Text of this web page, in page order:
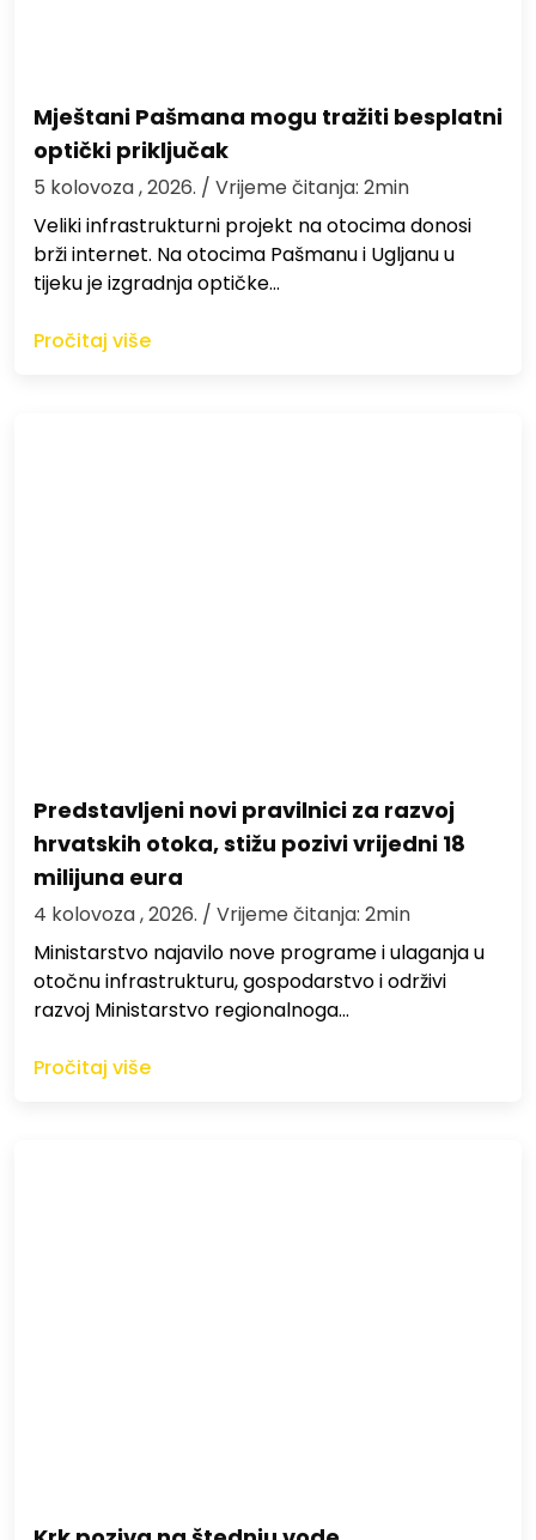
Mještani Pašmana mogu tražiti besplatni
optički priključak
5 kolovoza , 2026. / Vrijeme čitanja: 2min
Veliki infrastrukturni projekt na otocima donosi
brži internet. Na otocima Pašmanu i Ugljanu u
tijeku je izgradnja optičke…
Pročitaj više
Predstavljeni novi pravilnici za razvoj
hrvatskih otoka, stižu pozivi vrijedni 18
milijuna eura
4 kolovoza , 2026. / Vrijeme čitanja: 2min
Ministarstvo najavilo nove programe i ulaganja u
otočnu infrastrukturu, gospodarstvo i održivi
razvoj Ministarstvo regionalnoga…
Pročitaj više